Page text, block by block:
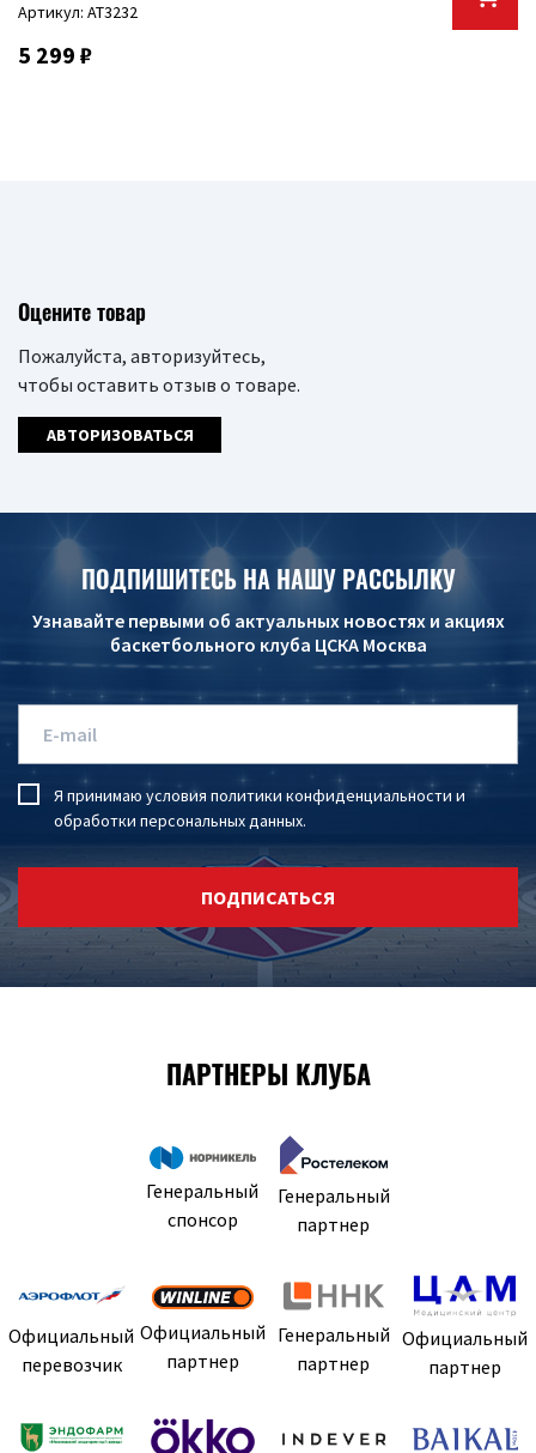
Артикул: AT3232
5 299 ₽
Оцените товар
Пожалуйста, авторизуйтесь,
чтобы оставить отзыв о товаре.
АВТОРИЗОВАТЬСЯ
ПОДПИШИТЕСЬ НА НАШУ РАССЫЛКУ
Узнавайте первыми об актуальных новостях и акциях
баскетбольного клуба ЦСКА Москва
Я принимаю условия политики конфиденциальности и
обработки персональных данных.
ПОДПИСАТЬСЯ
ПАРТНЕРЫ КЛУБА
Генеральный
спонсор
Генеральный
партнер
Официальный
перевозчик
Официальный
партнер
Генеральный
партнер
Официальный
партнер